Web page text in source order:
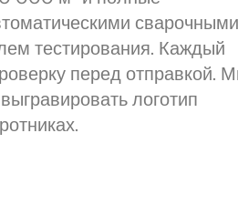
сварочными
тестирования. Каждый
перед отправкой.
логотип